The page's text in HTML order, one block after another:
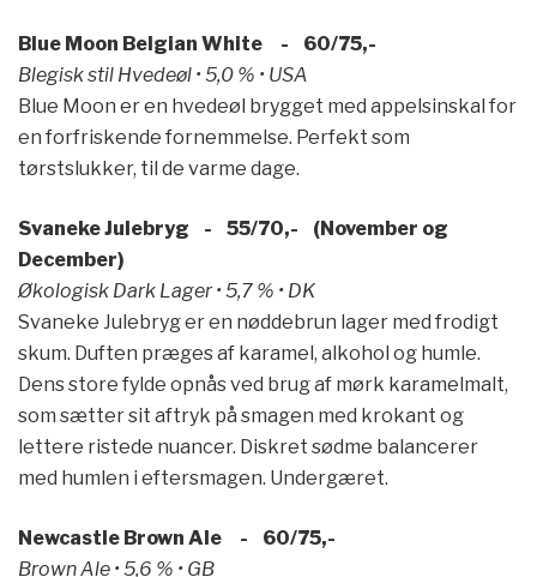
Blue Moon Belgian White - 60/75,-
Blegisk stil Hvedeøl • 5,0 % • USA
Blue Moon er en hvedeøl brygget med appelsinskal for
en forfriskende fornemmelse. Perfekt som
tørstslukker, til de varme dage.
Svaneke Julebryg - 55/70,- (November og
December)
Økologisk Dark Lager • 5,7 % • DK
Svaneke Julebryg er en nøddebrun lager med frodigt
skum. Duften præges af karamel, alkohol og humle.
Dens store fylde opnås ved brug af mørk karamelmalt,
som sætter sit aftryk på smagen med krokant og
lettere ristede nuancer. Diskret sødme balancerer
med humlen i eftersmagen. Undergæret.
Newcastle Brown Ale - 60/75,-
Brown Ale • 5,6 % • GB